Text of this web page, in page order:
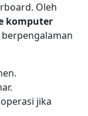
Oleh
komputer
jika